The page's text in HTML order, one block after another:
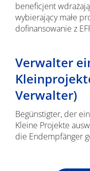
beneficjent
wybierający małe
dofinansowanie z
Verwalter
Verwalter)
Begünstigter, der
Kleine Projekte
die Endempfänger